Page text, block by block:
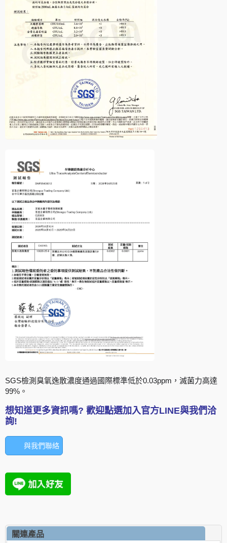
SGS檢測臭氧逸散濃度通過國際標準低於0.03ppm，滅菌力高達
99%。
想知道更多資訊嗎? 歡迎點選加入官方LINE與我們洽
詢!
與我們聯絡
關連產品